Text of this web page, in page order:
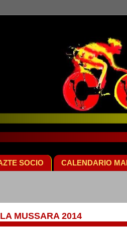
SOCIO CALENDARIO
MUSSARA 2014